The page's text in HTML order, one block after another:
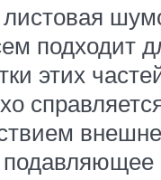
листовая
подходит
этих
подавляющее